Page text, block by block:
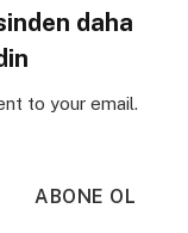
daha
to your email.
ABONE OL